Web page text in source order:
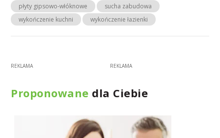
płyty gipsowo-włóknowe
sucha zabudowa
wykończenie kuchni
wykończenie łazienki
Proponowane dla Ciebie